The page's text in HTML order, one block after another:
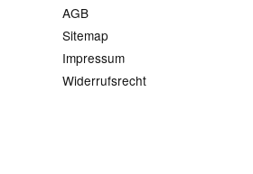
AGB
Sitemap
Impressum
Widerrufsrecht